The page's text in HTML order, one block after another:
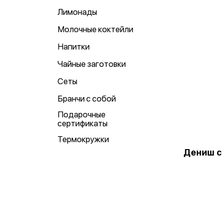
Лимонады
Молочные коктейли
Напитки
Чайные заготовки
Сеты
Бранчи с собой
Подарочные
сертификаты
Термокружки
Дениш